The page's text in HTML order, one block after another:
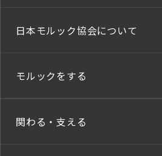
日本モルック協会について
モルックをする
関わる・支える